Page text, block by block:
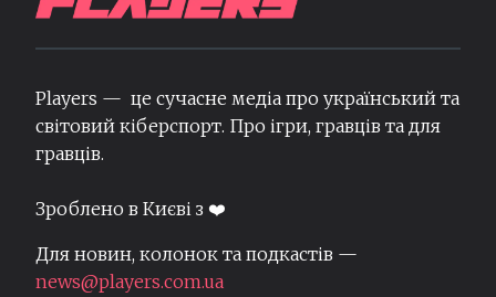
Players — це сучасне медіа про український та
світовий кіберспорт. Про ігри, гравців та для
гравців.
Зроблено в Києві з ❤️
Для новин, колонок та подкастів —
news@players.com.ua